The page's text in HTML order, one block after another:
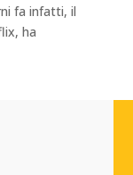
fa infatti, il
ha